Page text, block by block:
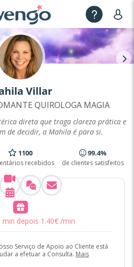
Villar
QUIROLOGA MAGIA
direta que traga clareza prática e
de decidir, a Mahila é para si.
1100
recebidos
99.4%
de clientes satisfeitos
min depois 1 .40€ /min
Serviço de Apoio ao Cliente está
a efetuar a Consulta. Mais